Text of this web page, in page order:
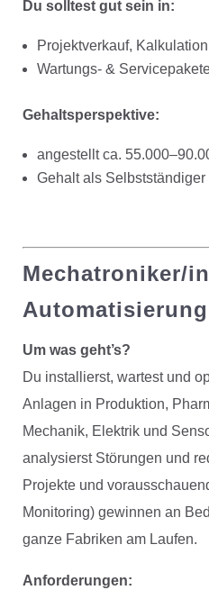
Du solltest gut sein in:
Projektverkauf, Kalkulation
Wartungs- &
Gehaltsperspektive:
angestellt ca.
Gehalt als
Mechatroniker/
Automatisierung
Um was geht’s?
Du installierst, wartest und
Anlagen in Produktion,
Mechanik, Elektrik und
analysierst Störungen und
Projekte und
Monitoring) gewinnen an
ganze Fabriken am Laufen.
Anforderungen: